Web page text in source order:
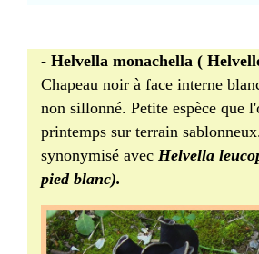
- Helvella monachella (
Chapeau noir à face interne
non sillonné. Petite espèce que
printemps sur terrain
synonymisé avec Helvella
pied blanc).